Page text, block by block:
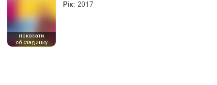
показати
обкладинку
Рік: 2017